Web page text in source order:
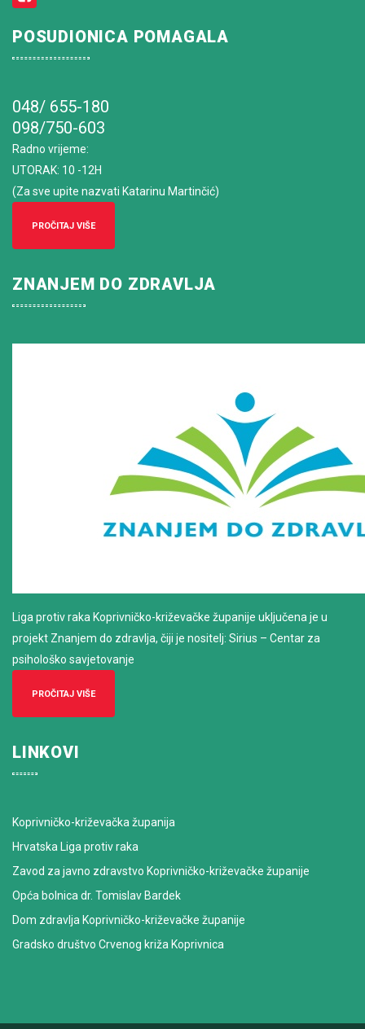
POSUDIONICA POMAGALA
048/ 655-180
098/750-603
Radno vrijeme:
UTORAK: 10 -12H
(Za sve upite nazvati Katarinu Martinčić)
PROČITAJ VIŠE
ZNANJEM DO ZDRAVLJA
Liga protiv raka Koprivničko-križevačke županije uključena je u
projekt Znanjem do zdravlja, čiji je nositelj: Sirius – Centar za
psihološko savjetovanje
PROČITAJ VIŠE
LINKOVI
Koprivničko-križevačka županija
Hrvatska Liga protiv raka
Zavod za javno zdravstvo Koprivničko-križevačke županije
Opća bolnica dr. Tomislav Bardek
Dom zdravlja Koprivničko-križevačke županije
Gradsko društvo Crvenog križa Koprivnica